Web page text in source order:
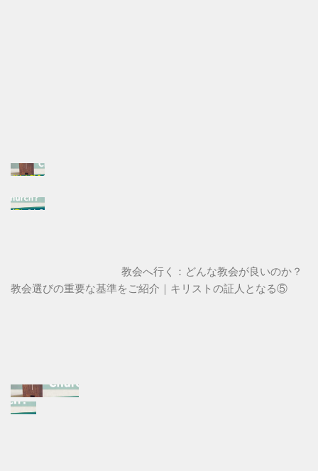
教会へ行く：どんな教会が良いのか？
教会選びの重要な基準をご紹介｜キリストの証人となる⑤